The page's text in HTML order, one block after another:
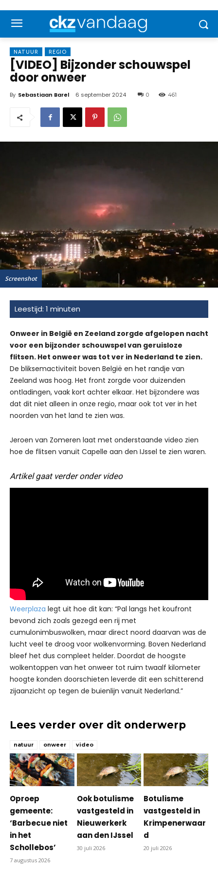
NATUUR REGIO
[VIDEO] Bijzonder schouwspel
door onweer
By Sebastiaan Barel 6 september 2024 0 461
Screenshot
Onweer in België en Zeeland zorgde afgelopen nacht
voor een bijzonder schouwspel van geruisloze
flitsen. Het onweer was tot ver in Nederland te zien.
De bliksemactiviteit boven België en het randje van
Zeeland was hoog. Het front zorgde voor duizenden
ontladingen, vaak kort achter elkaar. Het bijzondere was
dat dit niet alleen in onze regio, maar ook tot ver in het
noorden van het land te zien was.
Jeroen van Zomeren laat met onderstaande video zien
hoe de flitsen vanuit Capelle aan den IJssel te zien waren.
Artikel gaat verder onder video
Weerplaza legt uit hoe dit kan: “Pal langs het koufront
bevond zich zoals gezegd een rij met
cumulonimbuswolken, maar direct noord daarvan was de
lucht veel te droog voor wolkenvorming. Boven Nederland
bleef het dus compleet helder. Doordat de hoogste
wolkentoppen van het onweer tot ruim twaalf kilometer
hoogte konden doorschieten leverde dit een schitterend
zijaanzicht op tegen de buienlijn vanuit Nederland.”
Lees verder over dit onderwerp
natuur onweer video
Oproep
gemeente:
‘Barbecue niet
in het
Schollebos’
7 augustus 2026
Ook botulisme
vastgesteld in
Nieuwerkerk
aan den IJssel
30 juli 2026
Botulisme
vastgesteld in
Krimpenerwaar
d
20 juli 2026